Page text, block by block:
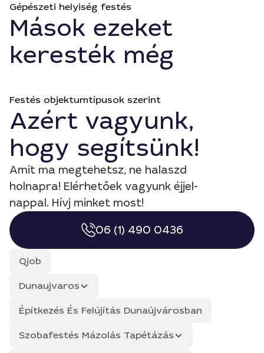
Gépészeti helyiség festés
Mások ezeket
keresték még
Festés objektumtípusok szerint
Azért vagyunk,
hogy segítsünk!
Amit ma megtehetsz, ne halaszd
holnapra! Elérhetőek vagyunk éjjel-
nappal. Hívj minket most!
06 (1) 490 0436
Qjob
Dunaujvaros
Építkezés És Felújítás Dunaújvárosban
Szobafestés Mázolás Tapétázás